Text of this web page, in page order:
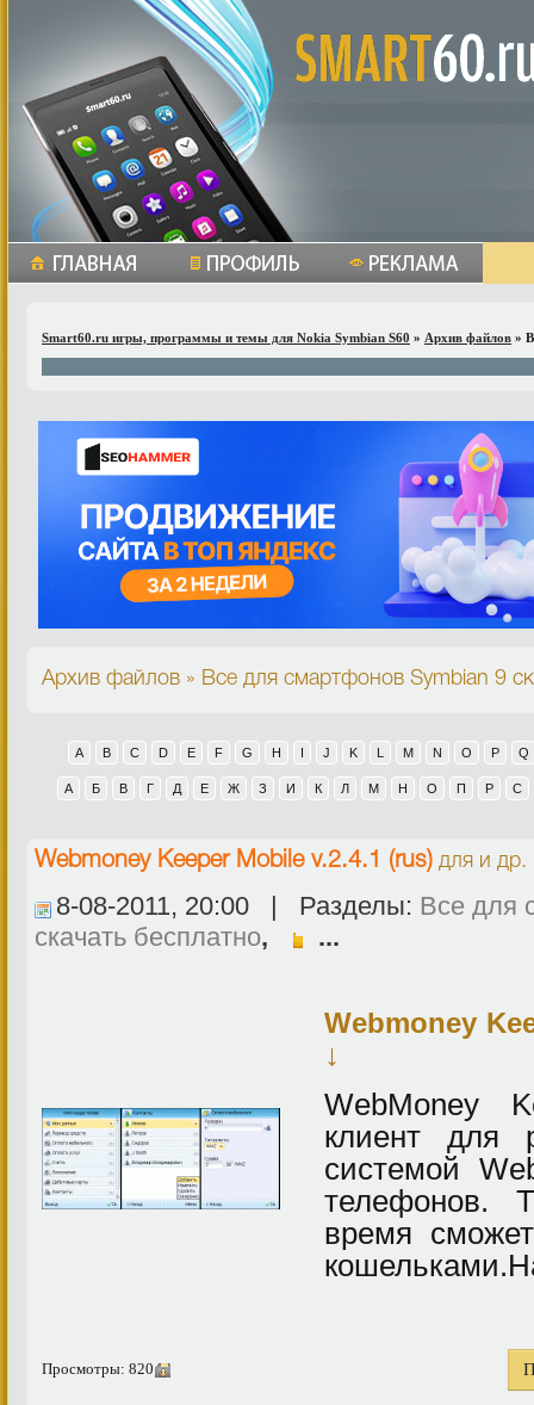
Smart60.ru игры, программы и темы для Nokia Symbian S60 » Архив файлов »
Архив файлов » Все для смартфонов Symbian 9
A B C D E F G H I J K L M N O P Q
А Б В Г Д Е Ж З И К Л М Н О П Р С
Webmoney Keeper Mobile v.2.4.1 (rus) для и др.
8-08-2011, 20:00 | Разделы: Все для
скачать бесплатно, ...
Webmoney
↓
WebMoney
клиент для
системой
телефонов.
время
Просмотры: 820